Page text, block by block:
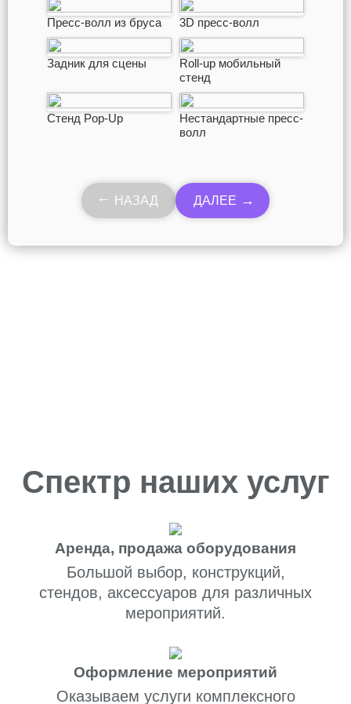
Пресс-волл из бруса 3D пресс-волл
Задник для сцены
Roll-up мобильный
стенд
Стенд Pop-Up
Нестандартные пресс-
волл
НАЗАД ДАЛЕЕ
Спектр наших услуг
Аренда, продажа оборудования
Большой выбор, конструкций,
стендов, аксессуаров для различных
мероприятий.
Оформление мероприятий
Оказываем услуги комплексного